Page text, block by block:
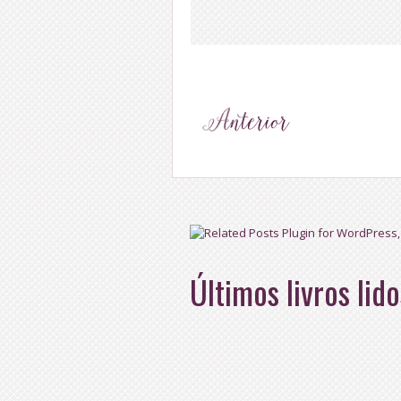
Últimos livros